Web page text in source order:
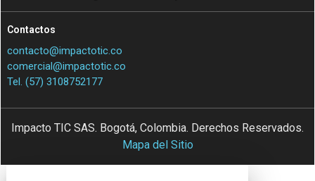
Contactos
contacto@impactotic.co
comercial@impactotic.co
Tel. (57) 3108752177
Impacto TIC SAS. Bogotá, Colombia. Derechos Reservados.
Mapa del Sitio